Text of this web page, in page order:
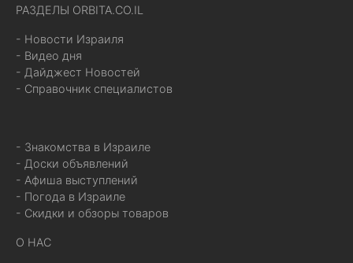
РАЗДЕЛЫ ORBITA.CO.IL
- Новости Израиля
- Видео дня
- Дайджест Новостей
- Справочник специалистов
- Знакомства в Израиле
- Доски объявлений
- Афиша выступлений
- Погода в Израиле
- Скидки и обзоры товаров
О НАС